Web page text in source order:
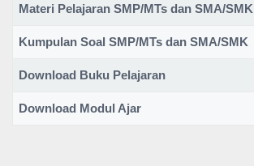
Materi Pelajaran SMP/MTs dan SMA/SMK
Kumpulan Soal SMP/MTs dan SMA/SMK
Download Buku Pelajaran
Download Modul Ajar